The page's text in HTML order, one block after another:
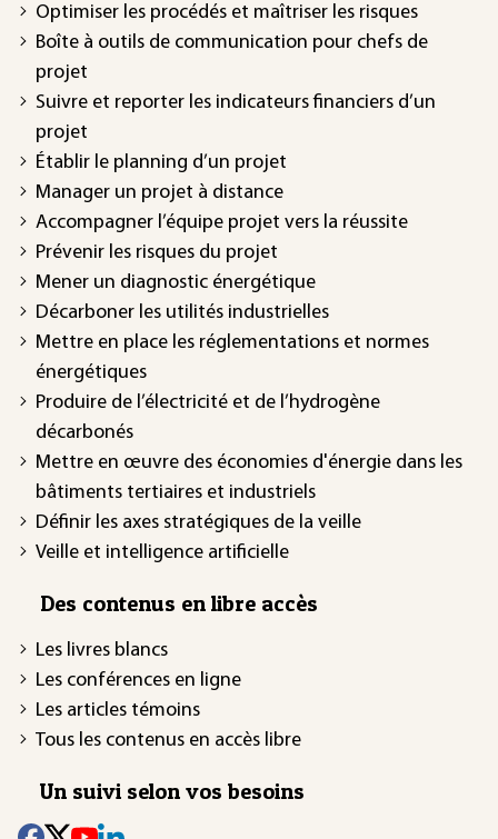
Optimiser les procédés et maîtriser les risques
Boîte à outils de communication pour chefs de
projet
Suivre et reporter les indicateurs financiers d’un
projet
Établir le planning d’un projet
Manager un projet à distance
Accompagner l’équipe projet vers la réussite
Prévenir les risques du projet
Mener un diagnostic énergétique
Décarboner les utilités industrielles
Mettre en place les réglementations et normes
énergétiques
Produire de l’électricité et de l’hydrogène
décarbonés
Mettre en œuvre des économies d'énergie dans les
bâtiments tertiaires et industriels
Définir les axes stratégiques de la veille
Veille et intelligence artificielle
Des contenus en libre accès
Les livres blancs
Les conférences en ligne
Les articles témoins
Tous les contenus en accès libre
Un suivi selon vos besoins